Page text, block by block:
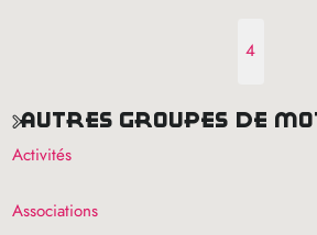
4
autres groupes de
Activités
Associations